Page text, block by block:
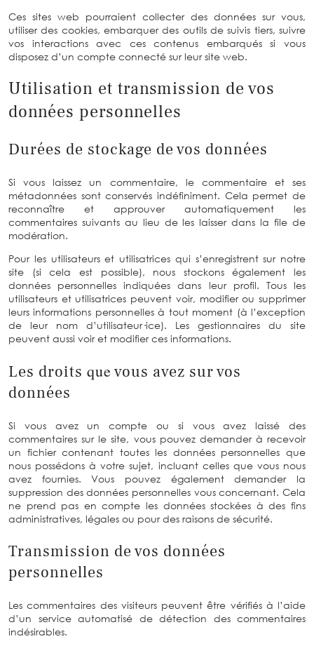
Ces sites web pourraient collecter des données sur vous,
utiliser des cookies, embarquer des outils de suivis tiers, suivre
vos interactions avec ces contenus embarqués si vous
disposez d’un compte connecté sur leur site web.
Utilisation et transmission de vos
données personnelles
Durées de stockage de vos données
Si vous laissez un commentaire, le commentaire et ses
métadonnées sont conservés indéfiniment. Cela permet de
reconnaître et approuver automatiquement les
commentaires suivants au lieu de les laisser dans la file de
modération.
Pour les utilisateurs et utilisatrices qui s’enregistrent sur notre
site (si cela est possible), nous stockons également les
données personnelles indiquées dans leur profil. Tous les
utilisateurs et utilisatrices peuvent voir, modifier ou supprimer
leurs informations personnelles à tout moment (à l’exception
de leur nom d’utilisateur·ice). Les gestionnaires du site
peuvent aussi voir et modifier ces informations.
Les droits quevous avez sur vos
données
Si vous avez un compte ou si vous avez laissé des
commentaires sur le site, vous pouvez demander à recevoir
un fichier contenant toutes les données personnelles que
nous possédons à votre sujet, incluant celles que vous nous
avez fournies. Vous pouvez également demander la
suppression des données personnelles vous concernant. Cela
ne prend pas en compte les données stockées à des fins
administratives, légales ou pour des raisons de sécurité.
Transmission de vos données
personnelles
Les commentaires des visiteurs peuvent être vérifiés à l’aide
d’un service automatisé de détection des commentaires
indésirables.